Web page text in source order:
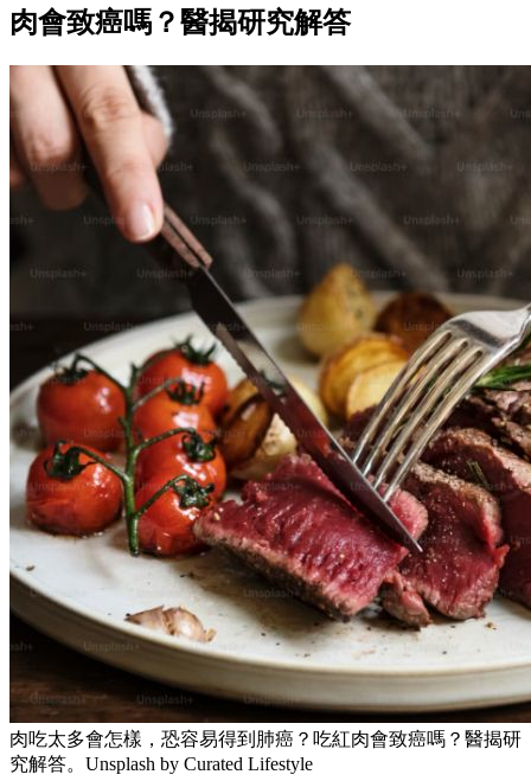
肉會致癌嗎？醫揭研究解答
肉吃太多會怎樣，恐容易得到肺癌？吃紅肉會致癌嗎？醫揭研
究解答。Unsplash by Curated Lifestyle